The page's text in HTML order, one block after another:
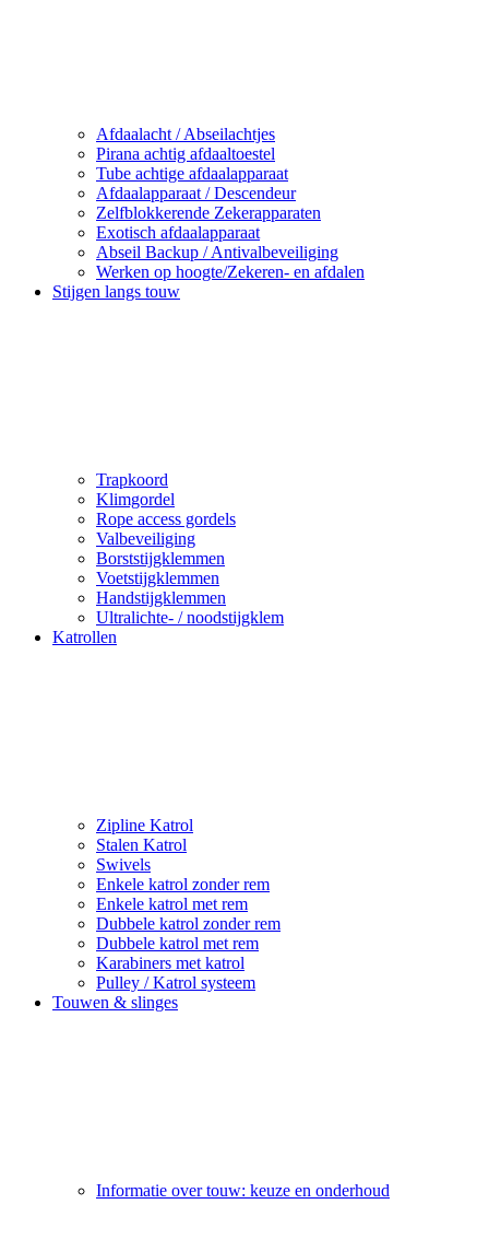
Afdaalacht / Abseilachtjes
Pirana achtig afdaaltoestel
Tube achtige afdaalapparaat
Afdaalapparaat / Descendeur
Zelfblokkerende Zekerapparaten
Exotisch afdaalapparaat
Abseil Backup / Antivalbeveiliging
Werken op hoogte/Zekeren- en afdalen
Stijgen langs touw
Trapkoord
Klimgordel
Rope access gordels
Valbeveiliging
Borststijgklemmen
Voetstijgklemmen
Handstijgklemmen
Ultralichte- / noodstijgklem
Katrollen
Zipline Katrol
Stalen Katrol
Swivels
Enkele katrol zonder rem
Enkele katrol met rem
Dubbele katrol zonder rem
Dubbele katrol met rem
Karabiners met katrol
Pulley / Katrol systeem
Touwen & slinges
Informatie over touw: keuze en onderhoud